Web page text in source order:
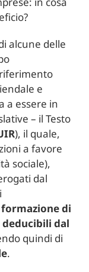
alcune delle
e
a essere in
– il Testo
), il quale,
a favore
sociale),
dal
di
deducibili dal
quindi di
.